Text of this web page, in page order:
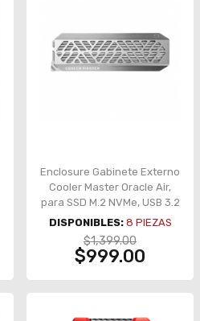
Enclosure Gabinete Externo
Cooler Master Oracle Air,
para SSD M.2 NVMe, USB 3.2
Gen2 Tipo-C, Carcasa de
Aluminio Gunmetal – Modelo
SOA010-ME-00
DISPONIBLES: 8 PIEZAS
$1,399.00
$999.00